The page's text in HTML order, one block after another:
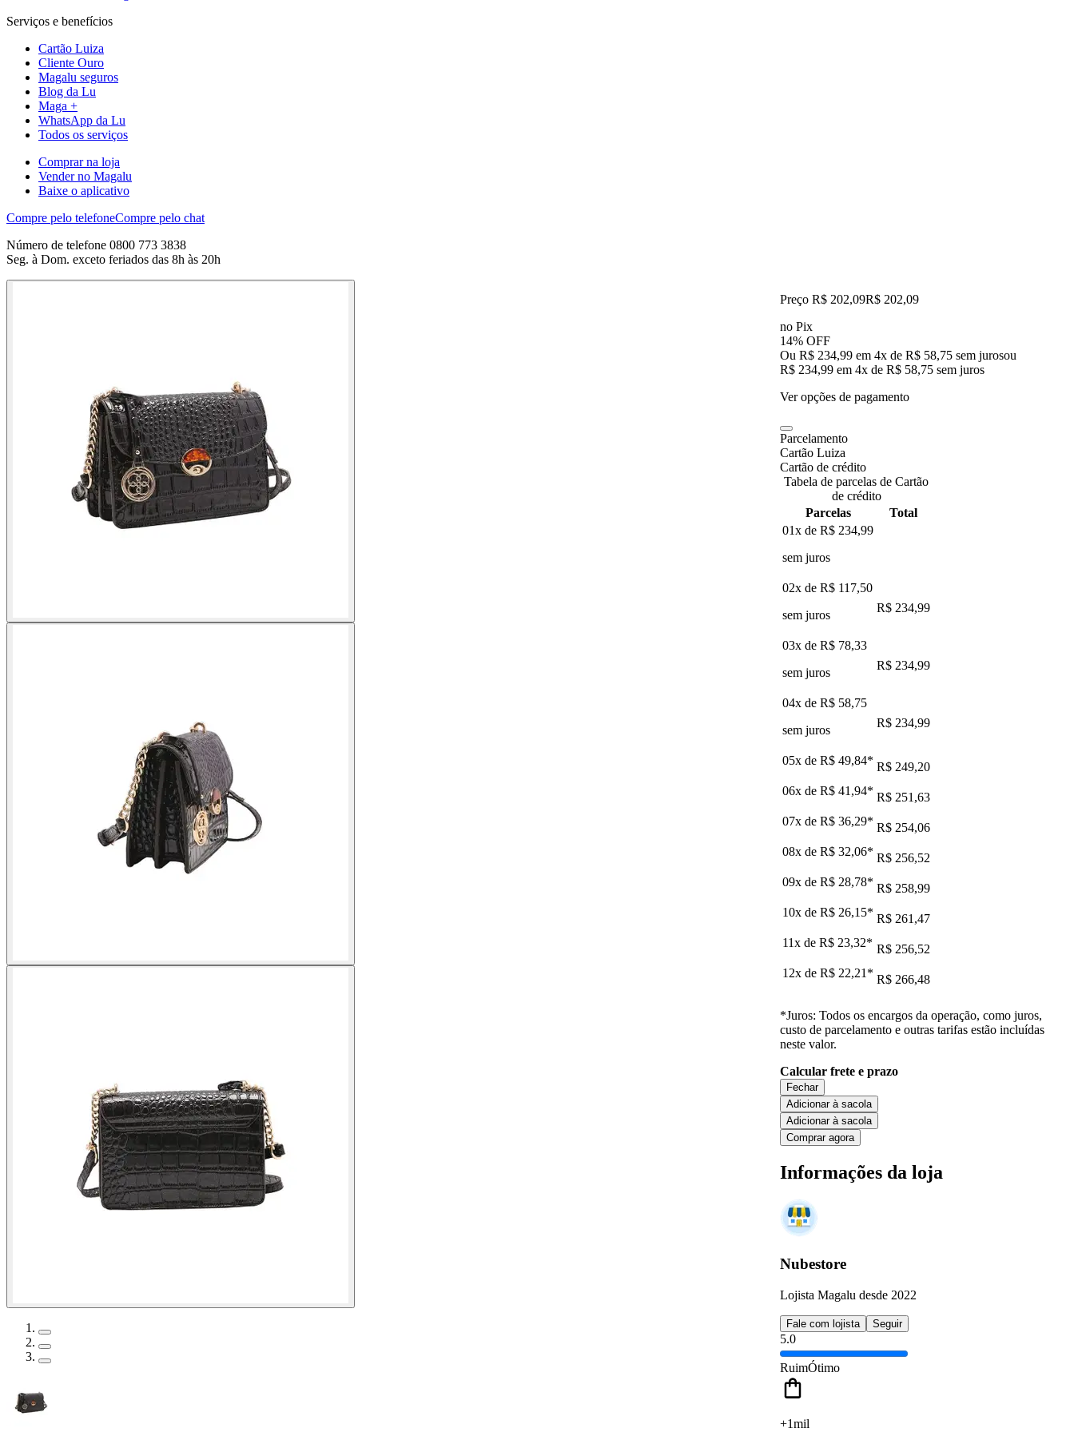
Serviços e benefícios
Cartão Luiza
Cliente Ouro
Magalu seguros
Blog da Lu
Maga +
WhatsApp da Lu
Todos os serviços
Comprar na loja
Vender no Magalu
Baixe o aplicativo
Compre pelo telefoneCompre pelo chat
Número de telefone 0800 773 3838
Seg. à Dom. exceto feriados das 8h às 20h
Preço R$ 202,09R$ 202,09
no Pix
14% OFF
Ou R$ 234,99 em 4x de R$ 58,75 sem jurosou
R$ 234,99 em 4x de R$ 58,75 sem juros
Ver opções de pagamento
Parcelamento
Cartão Luiza
Cartão de crédito
Tabela de parcelas de Cartão
de crédito
Parcelas
Total
01x de R$ 234,99
sem juros
02x de R$ 117,50
sem juros
R$ 234,99
03x de R$ 78,33
sem juros
R$ 234,99
04x de R$ 58,75
sem juros
R$ 234,99
05x de R$ 49,84* R$ 249,20
06x de R$ 41,94* R$ 251,63
07x de R$ 36,29* R$ 254,06
08x de R$ 32,06* R$ 256,52
09x de R$ 28,78* R$ 258,99
10x de R$ 26,15* R$ 261,47
11x de R$ 23,32* R$ 256,52
12x de R$ 22,21 * R$ 266,48
*Juros: Todos os encargos da operação, como juros,
custo de parcelamento e outras tarifas estão incluídas
neste valor.
Calcular frete e prazo
Fechar
Adicionar à sacola
Adicionar à sacola
Comprar agora
Informações da loja
Nubestore
Lojista Magalu desde 2022
Fale com lojista Seguir
5.0
RuimÓtimo
+1mil